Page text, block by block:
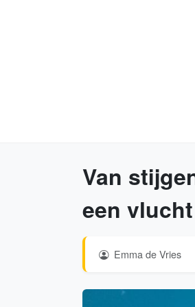
Van
een
Emma de Vries